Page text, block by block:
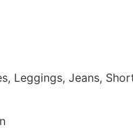
Leggings, Jeans,